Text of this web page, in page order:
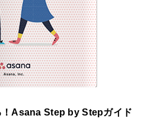
Asana Step by Stepガイド